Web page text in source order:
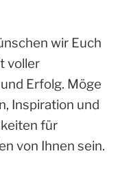
wir Euch
voller
Erfolg. Möge
Inspiration und
für
von Ihnen sein.